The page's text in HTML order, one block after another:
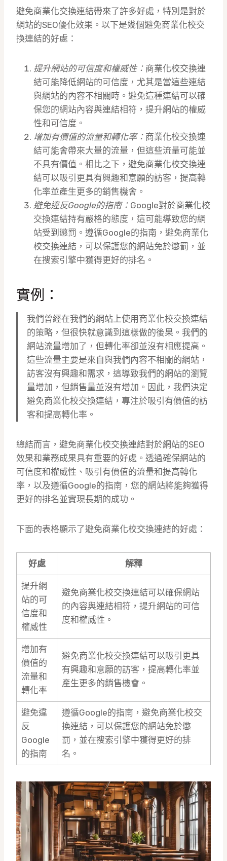
避免商業化交換連結帶來了許多好處，特別是對於
網站的SEO優化效果。以下是幾個避免商業化校交
換連結的好處：
提升網站的可信度和權威性： 商業化校交換連
結可能降低網站的可信度，尤其是當這些連結
與網站的內容不相關時。避免這種連結可以確
保您的網站內容與連結相符，提升網站的權威
性和可信度。
增加有價值的流量和轉化率： 商業化校交換連
結可能會帶來大量的流量，但這些流量可能並
不具有價值。相比之下，避免商業化校交換連
結可以吸引更具有興趣和意願的訪客，提高轉
化率並產生更多的銷售機會。
避免違反Google的指南： Google對於商業化校
交換連結持有嚴格的態度，這可能導致您的網
站受到懲罰。遵循Google的指南，避免商業化
校交換連結，可以保護您的網站免於懲罰，並
在搜索引擎中獲得更好的排名。
實例：
我們曾經在我們的網站上使用商業化校交換連結
的策略，但很快就意識到這樣做的後果。我們的
網站流量增加了，但轉化率卻並沒有相應提高。
這些流量主要是來自與我們內容不相關的網站，
訪客沒有興趣和需求，這導致我們的網站的瀏覽
量增加，但銷售量並沒有增加。因此，我們決定
避免商業化校交換連結，專注於吸引有價值的訪
客和提高轉化率。
總結而言，避免商業化校交換連結對於網站的SEO
效果和業務成果具有重要的好處。透過確保網站的
可信度和權威性、吸引有價值的流量和提高轉化
率，以及遵循Google的指南，您的網站將能夠獲得
更好的排名並實現長期的成功。
下面的表格顯示了避免商業化校交換連結的好處：
好處 解釋
提升網
站的可
信度和
權威性
避免商業化校交換連結可以確保網站
的內容與連結相符，提升網站的可信
度和權威性。
增加有
價值的
流量和
轉化率
避免商業化校交換連結可以吸引更具
有興趣和意願的訪客，提高轉化率並
產生更多的銷售機會。
避免違
反
Google
的指南
遵循Google的指南，避免商業化校交
換連結，可以保護您的網站免於懲
罰，並在搜索引擎中獲得更好的排
名。